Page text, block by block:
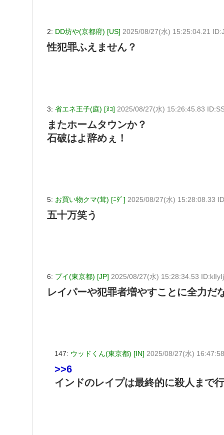
2: DD坊や(京都府) [US] 2025/08/27(水) 15:25:04.21
性犯罪ふえません？
3: 省エネ王子(庭) [ﾇｺ] 2025/08/27(水) 15:26:45.83
またホームタウンか？
石破はよ辞めぇ！
5: お買い物クマ(茸) [ﾆﾀﾞ] 2025/08/27(水) 15:28:08.33
五十万笑う
6: プイ(東京都) [JP] 2025/08/27(水) 15:28:34.53
レイパーや犯罪者増やすことに全力だ
147: ウッドくん(東京都) [IN] 2025/08/27(水)
>>6
インドのレイプは最終的に殺人まで